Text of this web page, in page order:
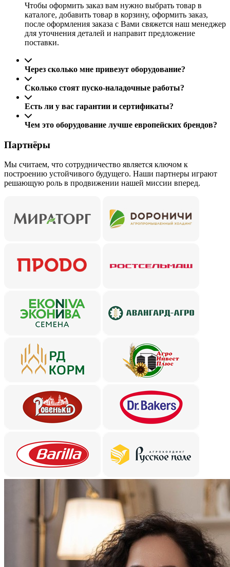
Чтобы оформить заказ вам нужно выбрать товар в
каталоге, добавить товар в корзину, оформить заказ,
после оформления заказа с Вами свяжется наш менеджер
для уточнения деталей и направит предложение
поставки.
Через сколько мне привезут оборудование?
Сколько стоят пуско-наладочные работы?
Есть ли у вас гарантии и сертификаты?
Чем это оборудование лучше европейских брендов?
Партнёры
Мы считаем, что сотрудничество является ключом к
построению устойчивого будущего. Наши партнеры играют
решающую роль в продвижении нашей миссии вперед.